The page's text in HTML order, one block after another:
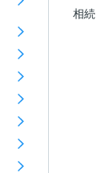
相続